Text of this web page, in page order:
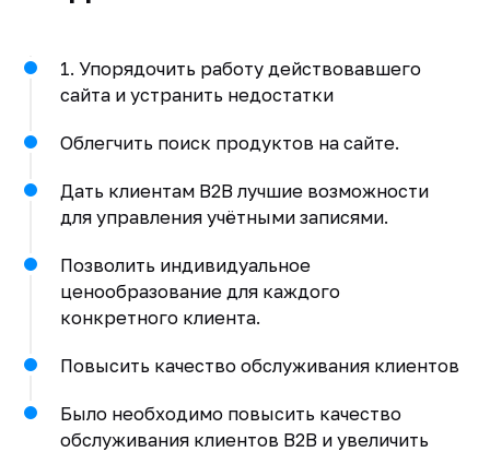
1. Упорядочить работу действовавшего
сайта и устранить недостатки
Облегчить поиск продуктов на сайте.
Дать клиентам B2B лучшие возможности
для управления учётными записями.
Позволить индивидуальное
ценообразование для каждого
конкретного клиента.
Повысить качество обслуживания клиентов
Было необходимо повысить качество
обслуживания клиентов B2B и увеличить